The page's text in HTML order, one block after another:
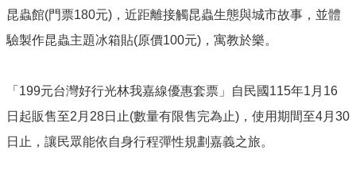
昆蟲館(門票180元)，近距離接觸昆蟲生態與城市故事，並體
驗製作昆蟲主題冰箱貼(原價100元)，寓教於樂。
「199元台灣好行光林我嘉線優惠套票」自民國115年1月16
日起販售至2月28日止(數量有限售完為止)，使用期間至4月30
日止，讓民眾能依自身行程彈性規劃嘉義之旅。